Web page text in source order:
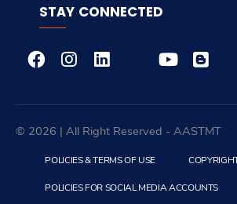
STAY CONNECTED
© 2026 | All Right Reserved - AASTMT
POLICIES & TERMS OF USE
POLICIES FOR SOCIAL MEDIA ACCOUNTS